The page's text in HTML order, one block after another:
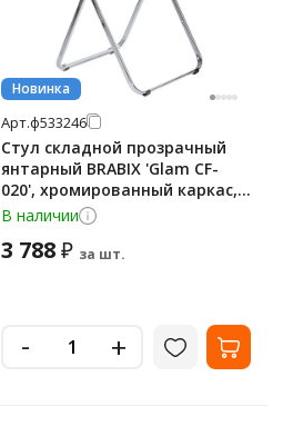
Новинка
Арт.ф533246
Стул складной прозрачный
янтарный BRABIX 'Glam CF-
020', хромированный каркас,
пластик, 533246
В наличии
3 788₽ за шт.
- +